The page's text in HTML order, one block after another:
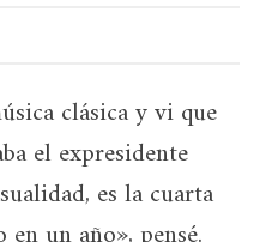
clásica y vi que
el expresidente
es la cuarta